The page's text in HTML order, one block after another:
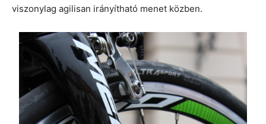
viszonylag agilisan irányítható menet közben.